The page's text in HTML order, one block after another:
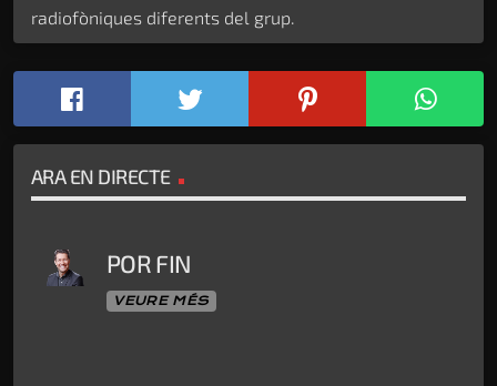
radiofòniques diferents del grup.
ARA EN DIRECTE
POR FIN
VEURE MÉS